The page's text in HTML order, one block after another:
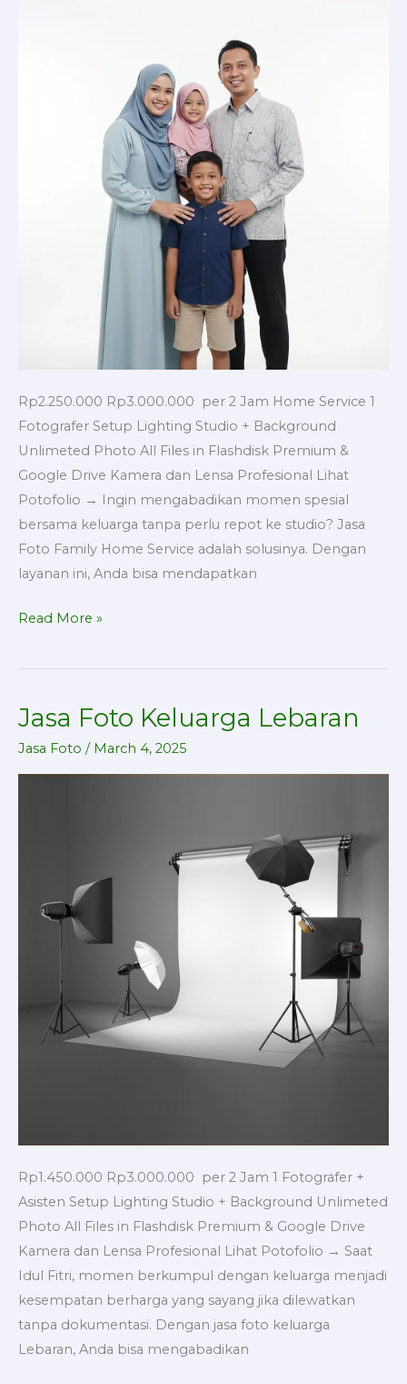
Rp2.250.000 Rp3.000.000 per 2 Jam Home Service 1
Fotografer Setup Lighting Studio + Background
Unlimeted Photo All Files in Flashdisk Premium &
Google Drive Kamera dan Lensa Profesional Lihat
Potofolio → Ingin mengabadikan momen spesial
bersama keluarga tanpa perlu repot ke studio? Jasa
Foto Family Home Service adalah solusinya. Dengan
layanan ini, Anda bisa mendapatkan
Read More »
Jasa Foto Keluarga Lebaran
Jasa Foto / March 4, 2025
Rp1.450.000 Rp3.000.000 per 2 Jam 1 Fotografer +
Asisten Setup Lighting Studio + Background Unlimeted
Photo All Files in Flashdisk Premium & Google Drive
Kamera dan Lensa Profesional Lihat Potofolio → Saat
Idul Fitri, momen berkumpul dengan keluarga menjadi
kesempatan berharga yang sayang jika dilewatkan
tanpa dokumentasi. Dengan jasa foto keluarga
Lebaran, Anda bisa mengabadikan
Jasa